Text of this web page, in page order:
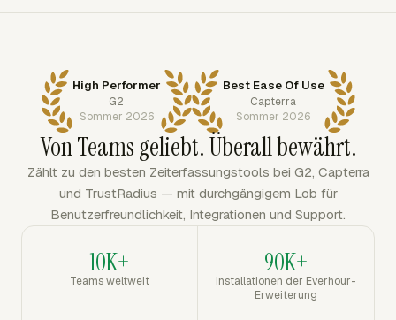
High Performer
G2
Sommer 2026
Best Ease Of Use
Capterra
Sommer 2026
Von Teams geliebt. Überall bewährt.
Zählt zu den besten Zeiterfassungstools bei G2, Capterra
und TrustRadius — mit durchgängigem Lob für
Benutzerfreundlichkeit, Integrationen und Support.
10K+
Teams weltweit
90K+
Installationen der Everhour-
Erweiterung